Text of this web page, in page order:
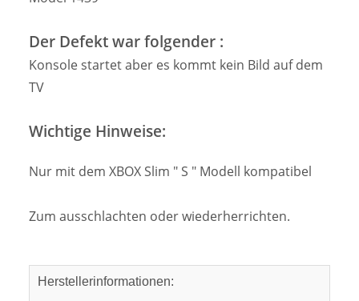
Der Defekt war folgender :
Konsole startet aber es kommt kein Bild auf dem
TV
Wichtige Hinweise:
Nur mit dem XBOX Slim " S " Modell kompatibel
Zum ausschlachten oder wiederherrichten.
Herstellerinformationen: